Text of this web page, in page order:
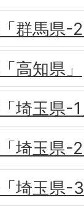
群馬県-
高知県」
埼玉県-
埼玉県-
埼玉県-